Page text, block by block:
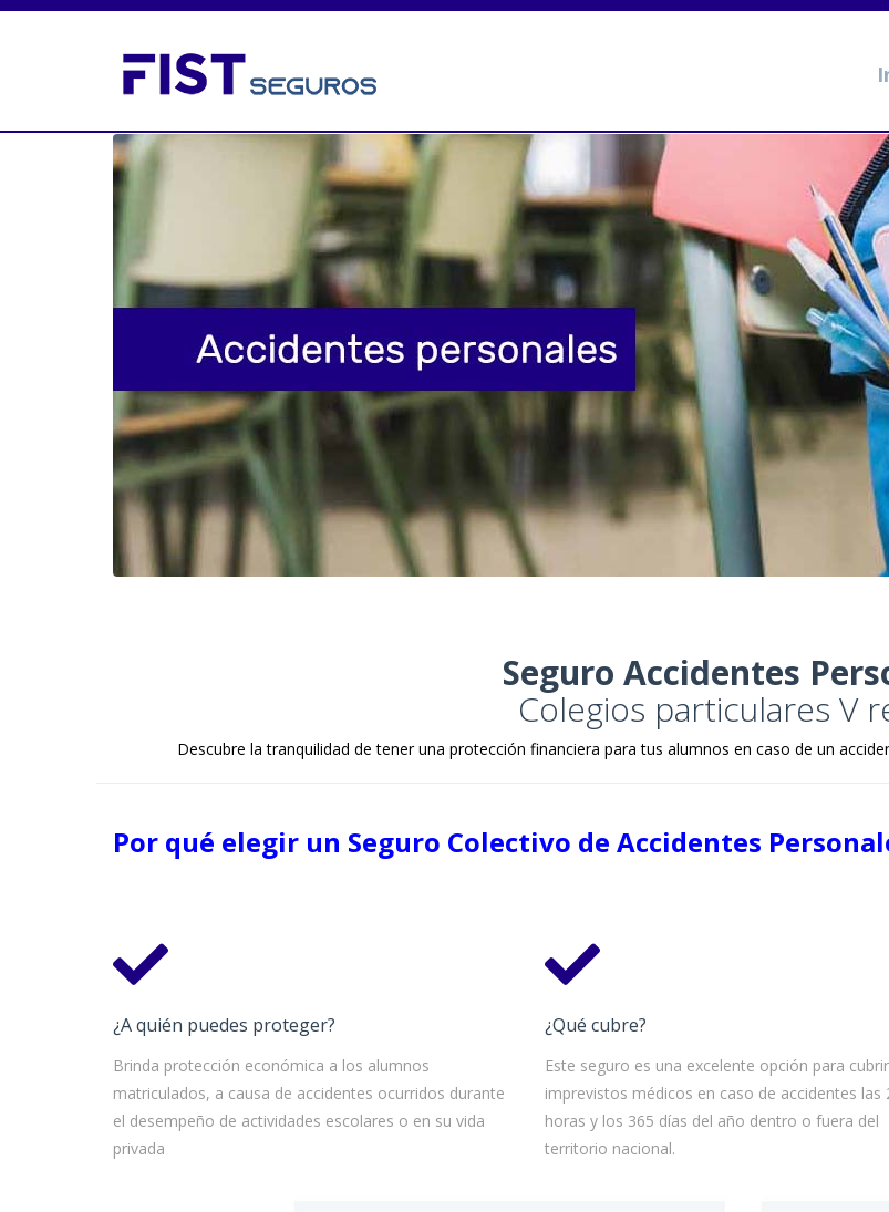
Seguro Accidentes
Colegios particulares V
Descubre la tranquilidad de tener una protección financiera para tus alumnos en caso de un
Por qué elegir un Seguro Colectivo de Accidentes
¿A quién puedes proteger?
Brinda protección económica a los alumnos
matriculados, a causa de accidentes ocurridos durante
el desempeño de actividades escolares o en su vida
privada
¿Qué cubre?
Este seguro es una excelente opción para cubrir
imprevistos médicos en caso de accidentes las
horas y los 365 días del año dentro o fuera del
territorio nacional.